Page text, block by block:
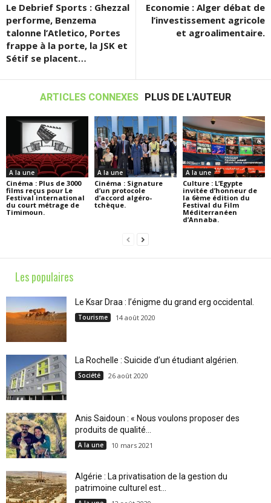
Le Debrief Sports : Ghezzal
performe, Benzema
talonne l’Atletico, Portes
frappe à la porte, la JSK et
Sétif se placent…
Economie : Alger débat de
l’investissement agricole
et agroalimentaire.
ARTICLES CONNEXES PLUS DE L'AUTEUR
A la une
Cinéma : Plus de 3000
films reçus pour Le
Festival international
du court métrage de
Timimoun.
A la une
Cinéma : Signature
d’un protocole
d’accord algéro-
tchèque.
A la une
Culture : L’Egypte
invitée d’honneur de
la 6ème édition du
Festival du Film
Méditerranéen
d’Annaba.
Les populaires
Le Ksar Draa : l’énigme du grand erg occidental.
Tourisme 14 août 2020
La Rochelle : Suicide d’un étudiant algérien.
Société 26 août 2020
Anis Saidoun : « Nous voulons proposer des
produits de qualité...
A la une 10 mars 2021
Algérie : La privatisation de la gestion du
patrimoine culturel est...